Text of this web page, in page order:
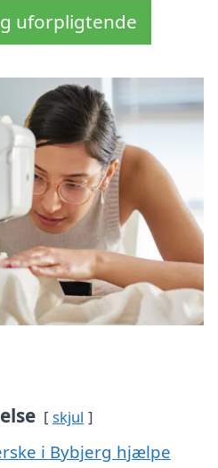
uforpligtende
skjul
i Bybjerg hjælpe